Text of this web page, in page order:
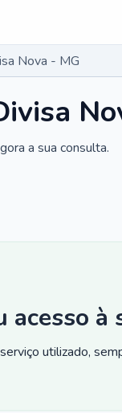
Nova - MG
a sua consulta.
à
utilizado,